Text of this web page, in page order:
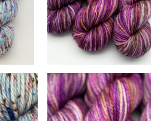
Wild Orchid, Superwash
100% Meriino, 100 g
25,00€
saab
valida
tootelehel